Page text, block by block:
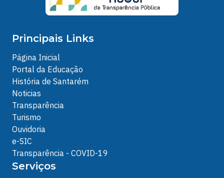
Principais Links
Página Inicial
Portal da Educação
História de Santarém
Noticias
Transparência
Turismo
Ouvidoria
e-SIC
Transparência - COVID-19
Serviços